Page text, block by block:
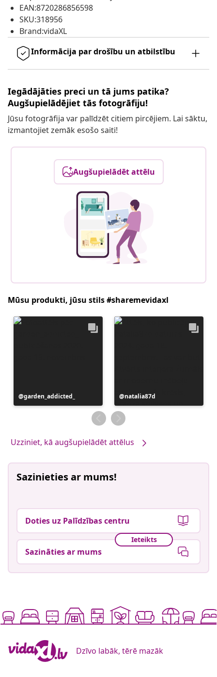
EAN:8720286856598
SKU:318956
Brand:vidaXL
Informācija par drošību un atbilstību
Iegādājāties preci un tā jums patika?
Augšupielādējiet tās fotogrāfiju!
Jūsu fotogrāfija var palīdzēt citiem pircējiem. Lai sāktu,
izmantojiet zemāk esošo saiti!
Augšupielādēt attēlu
Mūsu produkti, jūsu stils #sharemevidaxl
Ierakstu
publicējis
garden_addicted_
Ierakstu
publicējis
natalia87d
Uzziniet, kā augšupielādēt attēlus
Sazinieties ar mums!
Doties uz Palīdzības centru
Ieteikts
Sazināties ar mums
Dzīvo labāk, tērē mazāk